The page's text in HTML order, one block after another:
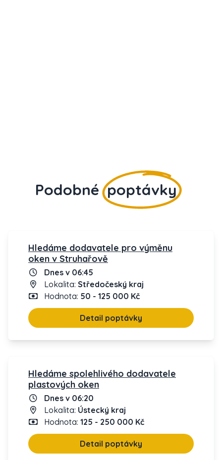
Podobné poptávky
Hledáme dodavatele pro výměnu
oken v Struhařově
Dnes v 06:45
Lokalita: Středočeský kraj
Hodnota: 50 - 125 000 Kč
Detail poptávky
Hledáme spolehlivého dodavatele
plastových oken
Dnes v 06:20
Lokalita: Ústecký kraj
Hodnota: 125 - 250 000 Kč
Detail poptávky